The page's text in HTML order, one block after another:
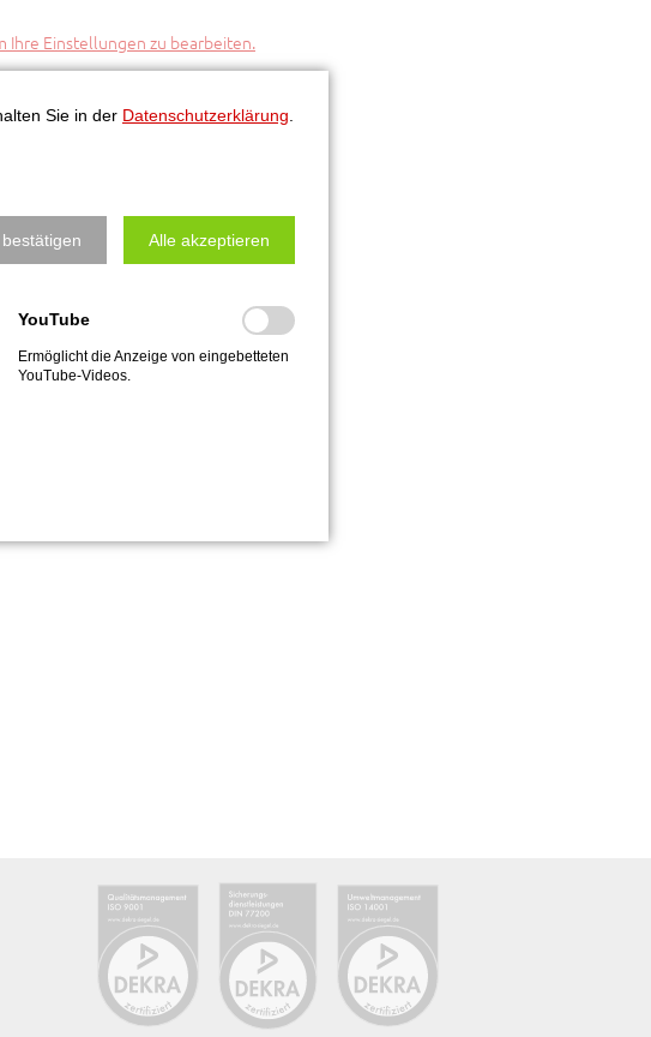
Ihre Einstellungen zu bearbeiten.
Sie in der Datenschutzerklärung
Alle akzeptieren
YouTube
Ermöglicht die Anzeige von eingebetteten
YouTube-Videos.